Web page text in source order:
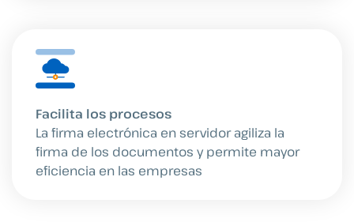
Facilita los procesos
La firma electrónica en servidor agiliza la
firma de los documentos y permite mayor
eficiencia en las empresas